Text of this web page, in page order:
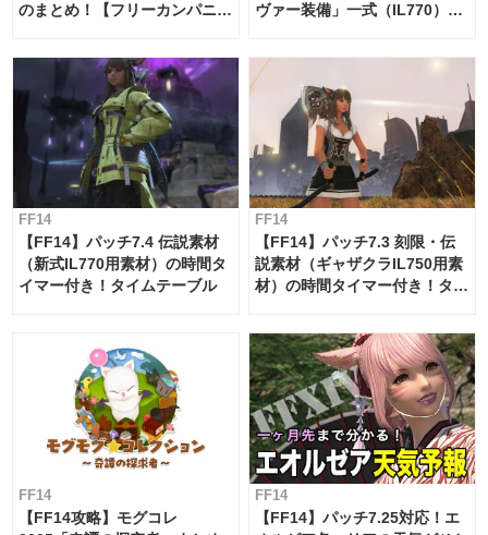
のまとめ！【フリーカンパニ
ヴァー装備」一式（IL770）の
FF14
【FF14】パッチ7.4 伝説素材
（新式IL770用素材）の時間タ
イマー付き！タイムテーブル
FF14
【FF14】パッチ7.3 刻限・伝
説素材（ギャザクラIL750用素
材）の時間タイマー付き！タイ
FF14
【FF14攻略】モグコレ
FF14
【FF14】パッチ7.25対応！エ